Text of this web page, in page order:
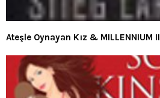
Ateşle Oynayan Kız & MILLENNIUM II